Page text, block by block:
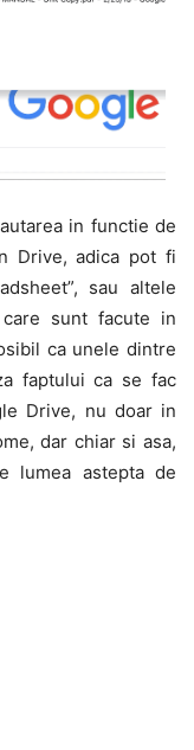
in functie de
Drive, adica pot fi
sau altele
sunt facute in
ca unele dintre
faptului ca se fac
Drive, nu doar in
dar chiar si asa,
lumea astepta de